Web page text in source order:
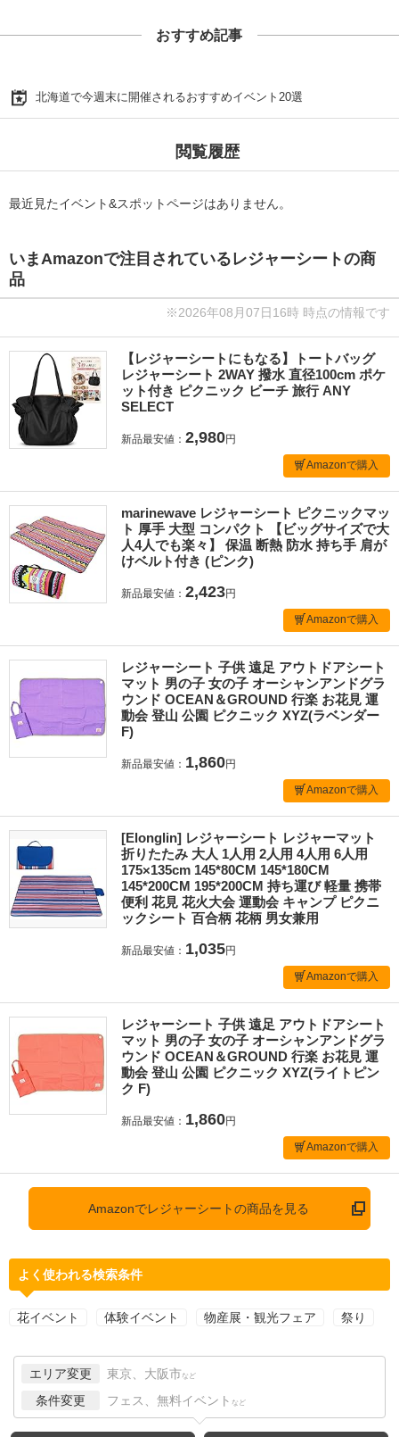
おすすめ記事
北海道で今週末に開催されるおすすめイベント20選
閲覧履歴
最近見たイベント&スポットページはありません。
いまAmazonで注目されているレジャーシートの商
品
※2026年08月07日16時 時点の情報です
【レジャーシートにもなる】トートバッグ
レジャーシート 2WAY 撥水 直径100cm ポケ
ット付き ピクニック ビーチ 旅行 ANY
SELECT
新品最安値： 2,980円
Amazonで購入
marinewave レジャーシート ピクニックマッ
ト 厚手 大型 コンパクト 【ビッグサイズで大
人4人でも楽々】 保温 断熱 防水 持ち手 肩が
けベルト付き (ピンク)
新品最安値： 2,423円
Amazonで購入
レジャーシート 子供 遠足 アウトドアシート
マット 男の子 女の子 オーシャンアンドグラ
ウンド OCEAN＆GROUND 行楽 お花見 運
動会 登山 公園 ピクニック XYZ(ラベンダー
F)
新品最安値： 1,860円
Amazonで購入
[Elonglin] レジャーシート レジャーマット
折りたたみ 大人 1人用 2人用 4人用 6人用
175×135cm 145*80CM 145*180CM
145*200CM 195*200CM 持ち運び 軽量 携帯
便利 花見 花火大会 運動会 キャンプ ピクニ
ックシート 百合柄 花柄 男女兼用
新品最安値： 1,035円
Amazonで購入
レジャーシート 子供 遠足 アウトドアシート
マット 男の子 女の子 オーシャンアンドグラ
ウンド OCEAN＆GROUND 行楽 お花見 運
動会 登山 公園 ピクニック XYZ(ライトピン
ク F)
新品最安値： 1,860円
Amazonで購入
Amazonでレジャーシートの商品を見る
よく使われる検索条件
花イベント 体験イベント 物産展・観光フェア 祭り
エリア変更 東京、大阪市 など
条件変更 フェス、無料イベント など